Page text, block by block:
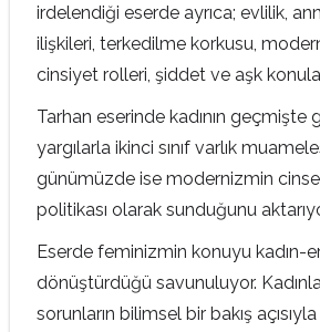
irdelendiği eserde ayrıca; evlilik,
ilişkileri, terkedilme korkusu,
cinsiyet rolleri, şiddet ve aşk
Tarhan eserinde kadının geçmişte
yargılarla ikinci sınıf varlık
günümüzde ise modernizmin
politikası olarak sunduğunu
Eserde feminizmin konuyu kadın-
dönüştürdüğü savunuluyor.
sorunların bilimsel bir bakış açısıyla